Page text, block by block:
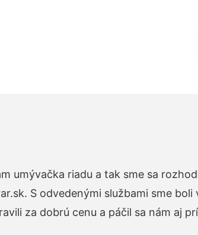
umývačka riadu a tak sme sa
S odvedenými službami sme boli
za dobrú cenu a páčil sa nám aj